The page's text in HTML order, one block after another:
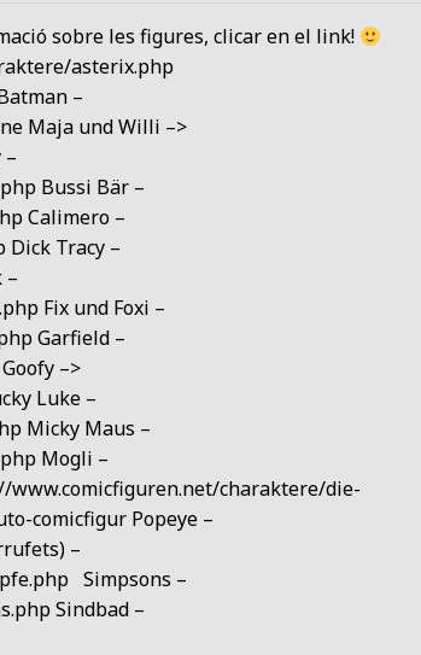
sobre les figures, clicar en el link!
asterix.php
–
Maja und Willi –>
Bussi Bär –
Calimero –
Tracy –
–
Fix und Foxi –
Garfield –
–>
Luke –
Micky Maus –
Mogli –
charaktere/die-
comicfigur Popeye –
–
Simpsons –
Sindbad –